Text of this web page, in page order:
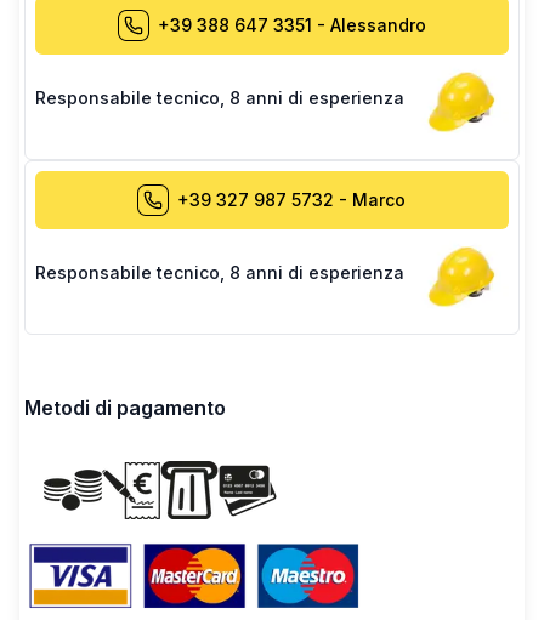
+39 388 647 3351 - Alessandro
Responsabile tecnico 8 anni di esperienza
+39 327 987 5732 - Marco
Responsabile tecnico 8 anni di esperienza
Metodi di pagamento